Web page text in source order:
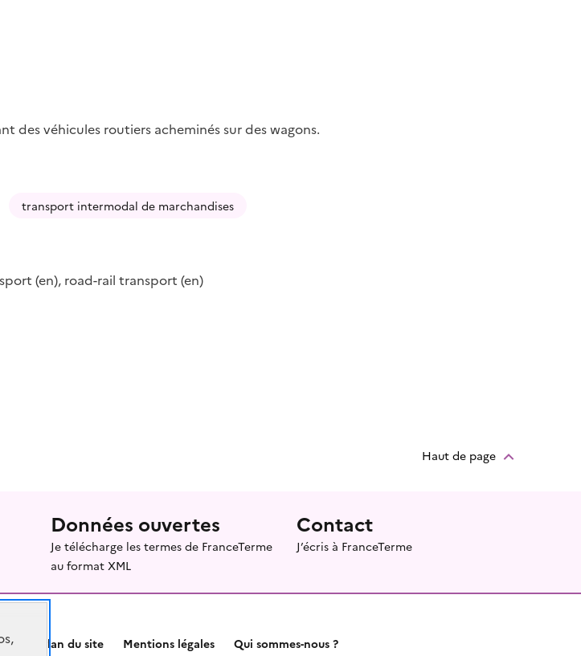
des véhicules routiers acheminés sur des wagons.
transport intermodal de marchandises
(en), road-rail transport (en)
Haut de page
Données ouvertes
Je télécharge les termes de FranceTerme
au format XML
Contact
J’écris à FranceTerme
Plan du site Mentions légales Qui sommes-nous ?